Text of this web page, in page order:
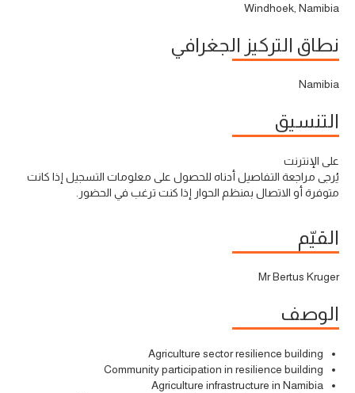
Windhoek, Namibia
نطاق التركيز الجغرافي
Namibia
التنسيق
على الإنترنت
يُرجى مراجعة التفاصيل أدناه للحصول على معلومات التسجيل إذا كانت
متوفرة أو الاتصال بمنظم الحوار إذا كنت ترغب في الحضور.
القيّم
Mr Bertus Kruger
الوصف
Agriculture sector resilience building
Community participation in resilience building
Agriculture infrastructure in Namibia